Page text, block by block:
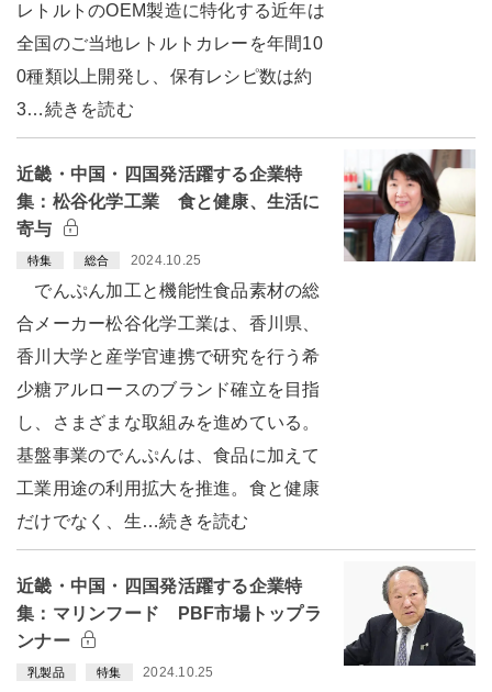
レトルトのOEM製造に特化する近年は
全国のご当地レトルトカレーを年間10
0種類以上開発し、保有レシピ数は約
3…続きを読む
近畿・中国・四国発活躍する企業特
集：松谷化学工業 食と健康、生活に
寄与
特集 総合 2024.10.25
でんぷん加工と機能性食品素材の総
合メーカー松谷化学工業は、香川県、
香川大学と産学官連携で研究を行う希
少糖アルロースのブランド確立を目指
し、さまざまな取組みを進めている。
基盤事業のでんぷんは、食品に加えて
工業用途の利用拡大を推進。食と健康
だけでなく、生…続きを読む
近畿・中国・四国発活躍する企業特
集：マリンフード PBF市場トップラ
ンナー
乳製品 特集 2024.10.25